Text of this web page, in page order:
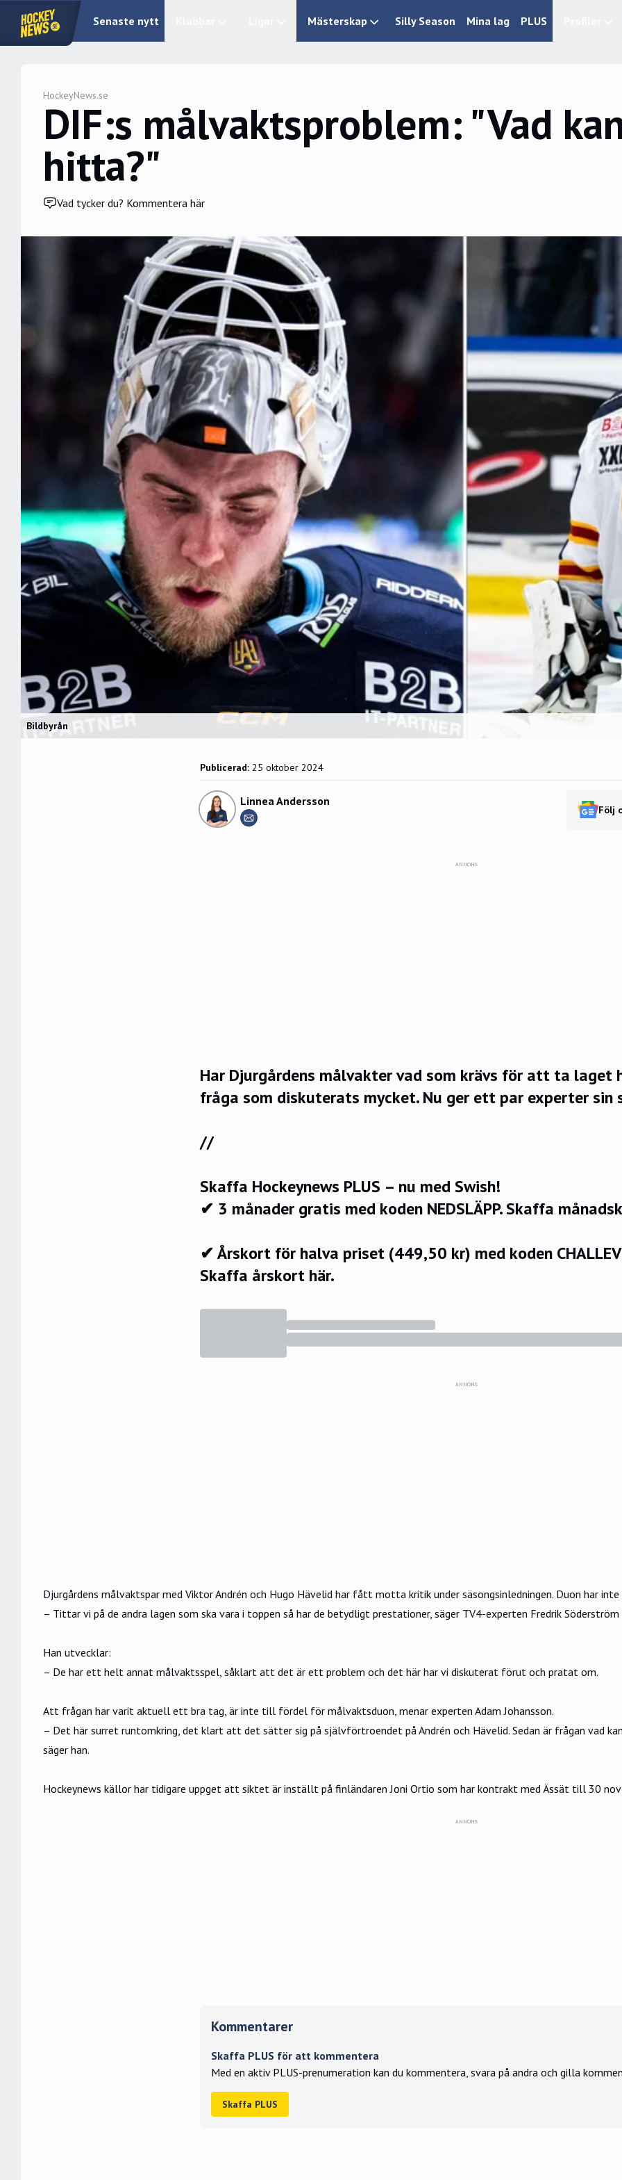
Senaste nytt Mästerskap Silly Season Mina lag PLUS
HockeyNews.se
DIF:s målvaktsproblem: "Vad
hitta?"
Vad tycker du? Kommentera här
Bildbyrån
Publicerad: 25 oktober 2024
Linnea Andersson
Följ
ANNONS
Har Djurgårdens målvakter vad som krävs för att ta laget
fråga som diskuterats mycket. Nu ger ett par experter sin
//
Skaffa Hockeynews PLUS – nu med Swish!
✔ 3 månader gratis med koden NEDSLÄPP.Skaffa
✔ Årskort för halva priset (449,50 kr) med koden
Skaffa årskort här.
ANNONS
Djurgårdens målvaktspar med Viktor Andrén och Hugo Hävelid har fått motta kritik under säsongsinledningen. Duon har
– Tittar vi på de andra lagen som ska vara i toppen så har de betydligt prestationer, säger TV4-experten Fredrik Söderström
Han utvecklar:
– De har ett helt annat målvaktsspel, såklart att det är ett problem och det här har vi diskuterat förut och pratat om.
Att frågan har varit aktuell ett bra tag, är inte till fördel för målvaktsduon, menar experten Adam Johansson.
– Det här surret runtomkring, det klart att det sätter sig på självförtroendet på Andrén och Hävelid. Sedan är frågan vad
säger han.
Hockeynews källor har tidigare uppget att siktet är inställt på finländaren Joni Ortio som har kontrakt med Ässät till 30
Kommentarer
Skaffa PLUS för att kommentera
Med en aktiv PLUS-prenumeration kan du kommentera, svara på andra och gilla
Skaffa PLUS